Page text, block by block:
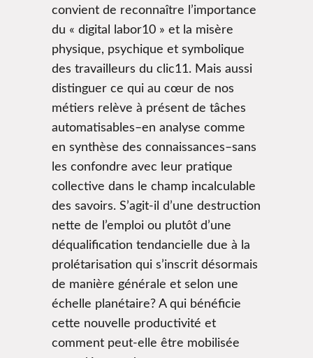
convient de reconnaître l’importance
du « digital labor10 » et la misère
physique, psychique et symbolique
des travailleurs du clic11. Mais aussi
distinguer ce qui au cœur de nos
métiers relève à présent de tâches
automatisables–en analyse comme
en synthèse des connaissances–sans
les confondre avec leur pratique
collective dans le champ incalculable
des savoirs. S’agit-il d’une destruction
nette de l’emploi ou plutôt d’une
déqualification tendancielle due à la
prolétarisation qui s’inscrit désormais
de manière générale et selon une
échelle planétaire? A qui bénéficie
cette nouvelle productivité et
comment peut-elle être mobilisée